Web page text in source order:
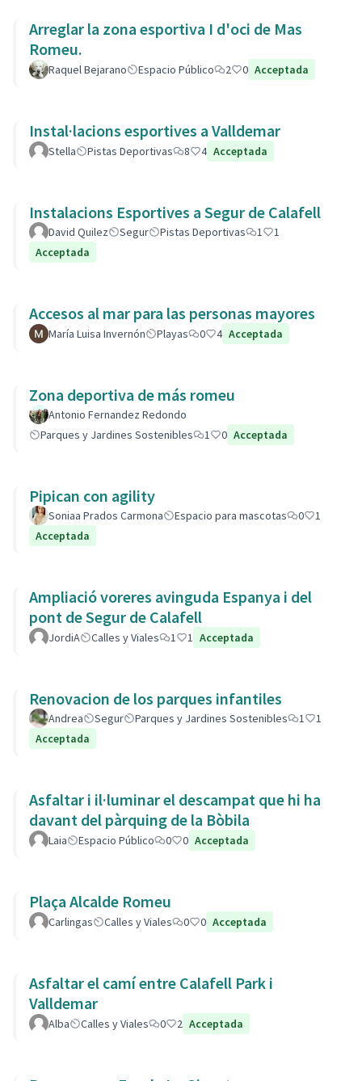
Arreglar la zona esportiva I d'oci de Mas
Romeu.
Raquel Bejarano Espacio Público 2 0 Acceptada
Instal·lacions esportives a Valldemar
Stella Pistas Deportivas 8 4 Acceptada
Instalacions Esportives a Segur de Calafell
David Quilez Segur Pistas Deportivas 1
1
Acceptada
Accesos al mar para las personas mayores
María Luisa Invernón Playas 0 4 Acceptada
Zona deportiva de más romeu
Antonio Fernandez Redondo
Parques y Jardines Sostenibles
1 0 Acceptada
Pipican con agility
Soniaa Prados Carmona Espacio para mascotas 0
1
Acceptada
Ampliació voreres avinguda Espanya i del
pont de Segur de Calafell
JordiA Calles y Viales 1 1 Acceptada
Renovacion de los parques infantiles
Andrea Segur Parques y Jardines Sostenibles 1
1
Acceptada
Asfaltar i il·luminar el descampat que hi ha
davant del pàrquing de la Bòbila
Laia Espacio Público 0 0 Acceptada
Plaça Alcalde Romeu
Carlingas Calles y Viales 0 0 Acceptada
Asfaltar el camí entre Calafell Park i
Valldemar
Alba Calles y Viales 0 2 Acceptada